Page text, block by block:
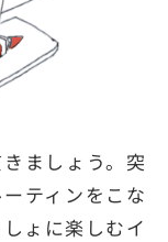
ましょう。突
ティンをこな
ょに楽しむイ